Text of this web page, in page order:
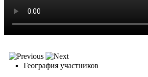
География участников